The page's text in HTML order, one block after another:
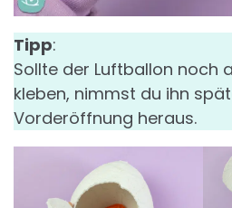
Tipp:
Sollte der Luftballon noch
kleben, nimmst du ihn
Vorderöffnung heraus.